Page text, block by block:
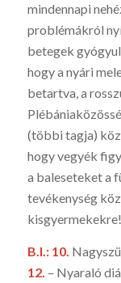
mindennapi
problémákról
betegek
hogy a nyári
betartva, a
(többi tagja)
hogy vegyék
a baleseteket a
tevékenység
kisgyermekekre!
B.I.: 10.
12. – Nyaraló